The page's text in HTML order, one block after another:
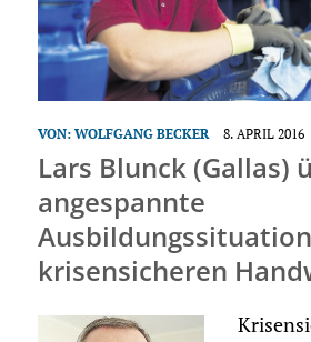
VON: WOLFGANG BECKER 8. APRIL 2016
Lars Blunck (Gallas)
angespannte
krisensicheren